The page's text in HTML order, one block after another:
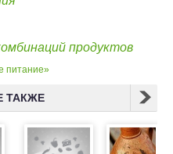
продуктов
питание»
ТАКЖЕ